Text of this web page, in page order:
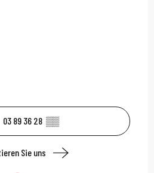
03 89 36 28 ▒▒
Sie uns